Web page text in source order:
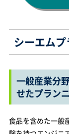
シーエム
一般産業分
せたプランニ
食品を含めた一般